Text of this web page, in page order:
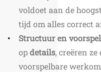
voldoet aan de
tijd om alles correct
Structuur en
opdetails, creëren
voorspelbare